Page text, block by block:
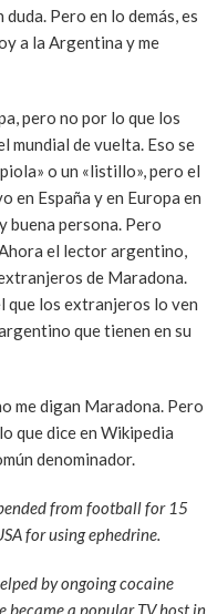
Pero en lo demás, es
a la Argentina y me
pero no por lo que los
mundial de vuelta. Eso se
o un «listillo», pero el
en España y en Europa en
buena persona. Pero
el lector argentino,
de Maradona.
que los extranjeros lo ven
que tienen en su
me digan Maradona. Pero
que dice en Wikipedia
denominador.
from football for 15
for using ephedrine.
by ongoing cocaine
a popular TV host in